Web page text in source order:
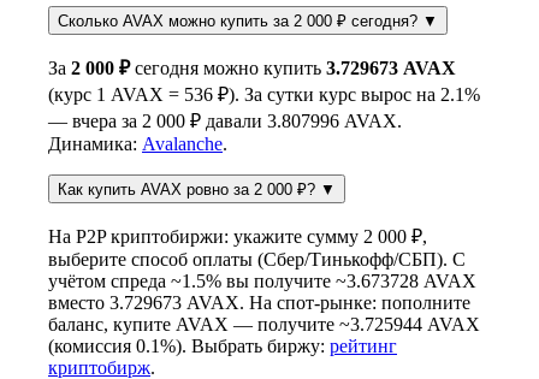
Сколько AVAX можно купить за 2 000 ₽ сегодня? ▼
За 2 000 ₽сегодня можно купить 3.729673 AVAX
(курс 1 AVAX = 536 ₽). За сутки курс вырос на 2.1%
— вчера за 2 000 ₽ давали 3.807996 AVAX.
Динамика: Avalanche.
Как купить AVAX ровно за 2 000 ₽? ▼
На P2P криптобиржи: укажите сумму 2 000 ₽,
выберите способ оплаты (Сбер/Тинькофф/СБП). С
учётом спреда ~1.5% вы получите ~3.673728 AVAX
вместо 3.729673 AVAX. На спот-рынке: пополните
баланс, купите AVAX — получите ~3.725944 AVAX
(комиссия 0.1%). Выбрать биржу: рейтинг
криптобирж.